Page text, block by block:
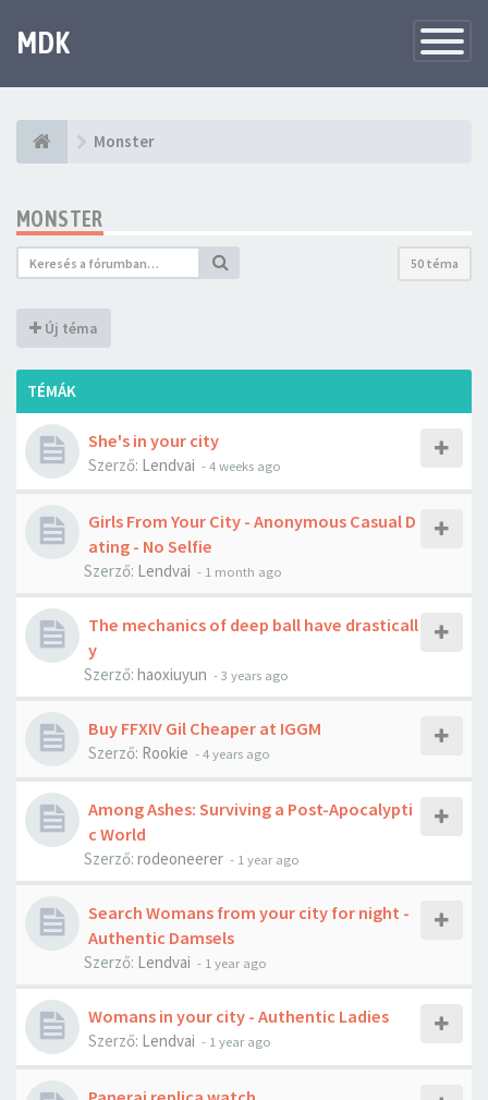
navigáció
MDK
Monster
MONSTER
50 téma
Új téma
TÉMÁK
She's in your city
Szerző: Lendvai -4 weeks ago
Girls From Your City - Anonymous Casual D
ating - No Selfie
Szerző: Lendvai - 1 month ago
The mechanics of deep ball have drasticall
y
Szerző: haoxiuyun -3 years ago
Buy FFXIV Gil Cheaper at IGGM
Szerző: Rookie -4 years ago
Among Ashes: Surviving a Post-Apocalypti
c World
Szerző: rodeoneerer - 1 year ago
Search Womans from your city for night -
Authentic Damsels
Szerző: Lendvai - 1 year ago
Womans in your city - Authentic Ladies
Szerző: Lendvai - 1 year ago